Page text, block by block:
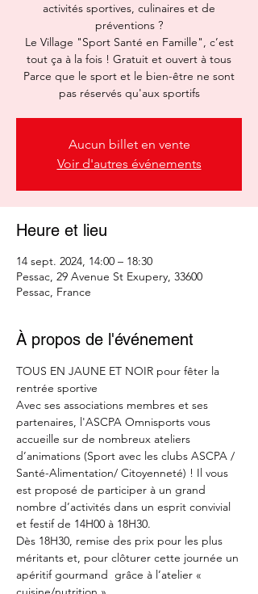
activités sportives, culinaires et de
préventions ?
Le Village "Sport Santé en Famille", c’est
tout ça à la fois ! Gratuit et ouvert à tous
Parce que le sport et le bien-être ne sont
pas réservés qu'aux sportifs
Aucun billet en vente
Voir d'autres événements
Heure et lieu
14 sept. 2024, 14:00 – 18:30
Pessac, 29 Avenue St Exupery, 33600
Pessac, France
À propos de l'événement
TOUS EN JAUNE ET NOIR pour fêter la
rentrée sportive
Avec ses associations membres et ses
partenaires, l'ASCPA Omnisports vous
accueille sur de nombreux ateliers
d’animations (Sport avec les clubs ASCPA /
Santé-Alimentation/ Citoyenneté) ! Il vous
est proposé de participer à un grand
nombre d’activités dans un esprit convivial
et festif de 14H00 à 18H30.
Dès 18H30, remise des prix pour les plus
méritants et, pour clôturer cette journée un
apéritif gourmand  grâce à l’atelier «